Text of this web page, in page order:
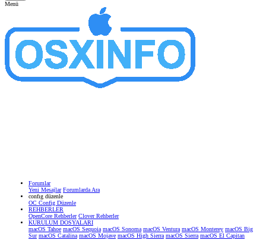
Menü
Forumlar
Yeni Mesajlar Forumlarda Ara
confıg düzenle
OC Config Düzenle
REHBERLER
OpenCore Rehberler Clover Rehberler
KURULUM DOSYALARI
macOS Tahoe macOS Sequoia macOS Sonoma macOS Ventura macOS Monterey macOS Big
Sur macOS Catalina macOS Mojave macOS High Sierra macOS Sierra macOS El Capitan